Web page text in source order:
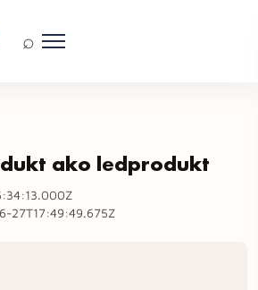
⌕
ako ledprodukt
27T17:49:49.675Z